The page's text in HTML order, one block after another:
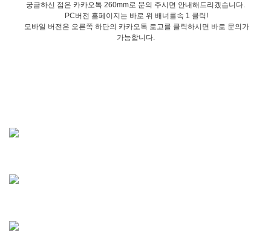
궁금하신 점은 카카오톡 260mm로 문의 주시면 안내해드리겠습니다.
PC버전 홈페이지는 바로 위 배너를속 1 클릭!
모바일 버전은 오른쪽 하단의 카카오톡 로고를 클릭하시면 바로 문의가
가능합니다.